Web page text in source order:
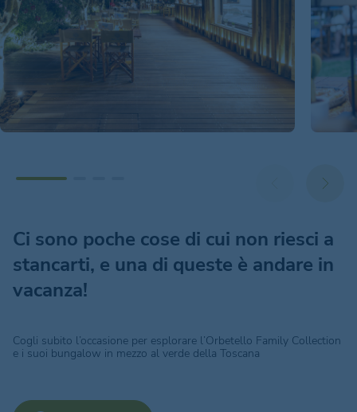
Ci sono poche cose di cui non riesci a
stancarti, e una di queste è andare in
vacanza!
Cogli subito l’occasione per esplorare l’Orbetello Family Collection
e i suoi bungalow in mezzo al verde della Toscana